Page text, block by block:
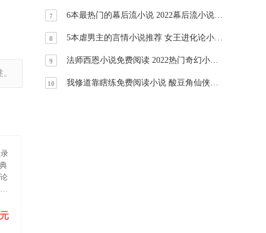
7 6本最热门的幕后流小说 2022幕后流小说推荐
8 5本虐男主的言情小说推荐 女王进化论小说超级好看
9 法师西恩小说免费阅读 2022热门奇幻小说推荐
10 我修道靠瞎练免费阅读小说 酸豆角仙侠修真小说推荐